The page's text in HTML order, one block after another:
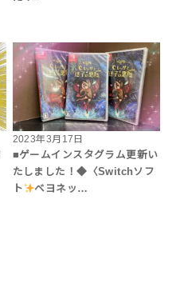
2023年3月17日
■ゲームインスタグラム更新い
たしました！◆〈Switchソフ
ト
ベヨネッ…